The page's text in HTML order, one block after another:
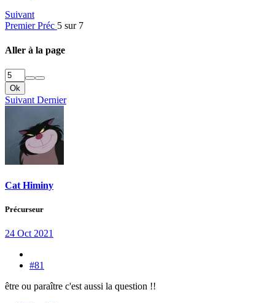
Suivant
Premier Préc 5 sur 7
Aller à la page
Ok
Suivant Dernier
Cat Himiny
Précurseur
24 Oct 2021
#81
être ou paraître c'est aussi la question !!